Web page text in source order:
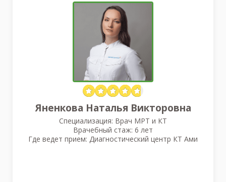
Яненкова Наталья Викторовна
Специализация: Врач МРТ и КТ
Врачебный стаж: 6 лет
Где ведет прием: Диагностический центр КТ Ами